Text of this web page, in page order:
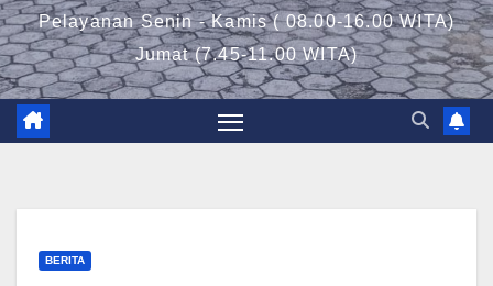
Pelayanan Senin - Kamis ( 08.00-16.00 WITA)
Jumat (7.45-11.00 WITA)
BERITA